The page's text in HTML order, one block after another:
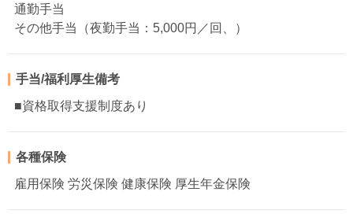
通勤手当
その他手当（夜勤手当：5,000円／回、）
手当/福利厚生備考
■資格取得支援制度あり
各種保険
雇用保険 労災保険 健康保険 厚生年金保険